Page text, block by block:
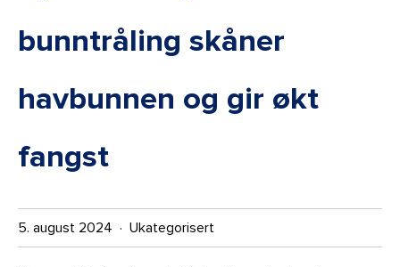
bunntråling skåner
havbunnen og gir økt
fangst
5. august 2024 · Ukategorisert